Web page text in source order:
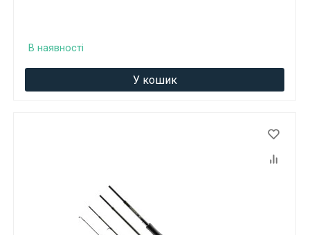
В наявності
У кошик